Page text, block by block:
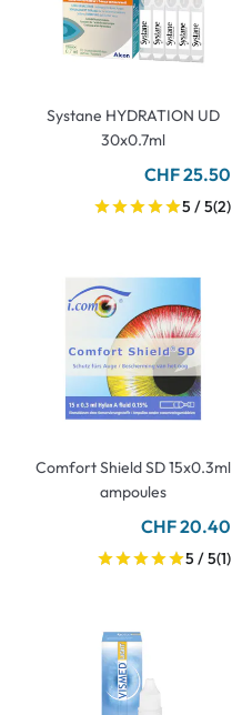
Systane HYDRATION UD
30x0.7ml
CHF 25.50
5 / 5(2)
Comfort Shield SD 15x0.3ml
ampoules
CHF 20.40
5 / 5(1)